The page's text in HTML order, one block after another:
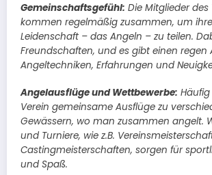
Gemeinschaftsgefühl: Die Mitglieder des
kommen regelmäßig zusammen, um
Leidenschaft – das Angeln – zu teilen.
Freundschaften, und es gibt einen regen
Angeltechniken, Erfahrungen und
Angelausflüge und Wettbewerbe:
Verein gemeinsame Ausflüge zu
Gewässern, wo man zusammen angelt.
und Turniere, wie z.B.
Castingmeisterschaften, sorgen für
und Spaß.